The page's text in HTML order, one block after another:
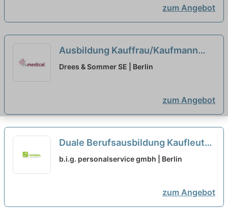
zum Angebot
Ausbildung Kauffrau/Kaufmann
(w/m/d) für Büromanagement
Drees & Sommer SE | Berlin
zum Angebot
Duale Berufsausbildung Kaufleute
für Büromanagement (m/w/d)
b.i.g. personalservice gmbh | Berlin
zum Angebot